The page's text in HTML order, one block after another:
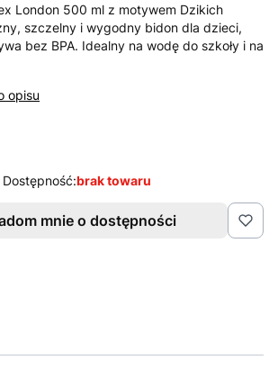
London 500 ml z motywem Dzikich
szczelny i wygodny bidon dla dzieci,
bez BPA. Idealny na wodę do szkoły i na
opisu
Dostępność:brak towaru
mnie o dostępności